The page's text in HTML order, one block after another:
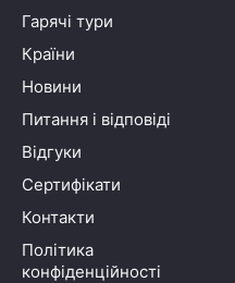
Гарячі тури
Країни
Новини
Питання і відповіді
Відгуки
Сертифікати
Контакти
Політика
конфіденційності